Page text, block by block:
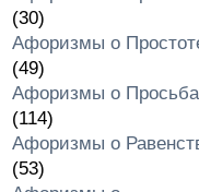
(30)
Афоризмы о
(49)
Афоризмы о
(114)
Афоризмы о
(53)